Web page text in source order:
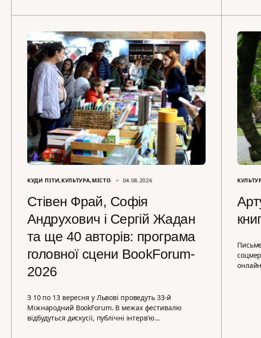
КУДИ ПІТИ КУЛЬТУРА МІСТО 04.08.2026
Стівен Фрай, Софія
Андрухович і Сергій Жадан
та ще 40 авторів: програма
головної сцени BookForum-
2026
З 10 по 13 вересня у Львові проведуть 33-й
Міжнародний BookForum. В межах фестивалю
відбудуться дискусії, публічні інтерв’ю…